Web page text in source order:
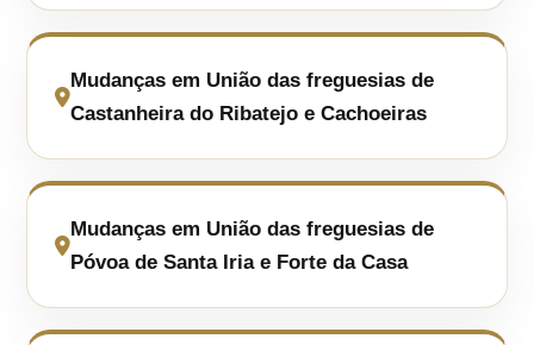
Mudanças em União das freguesias de
Castanheira do Ribatejo e Cachoeiras
Mudanças em União das freguesias de
Póvoa de Santa Iria e Forte da Casa